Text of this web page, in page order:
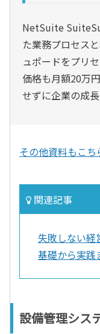
NetSuite
た業務プロセス
ュポードをプリ
価格も月額20万
せずに企業の成
その他資料もこ
関連記事
失敗しない経
基礎から実践
設備管理シス